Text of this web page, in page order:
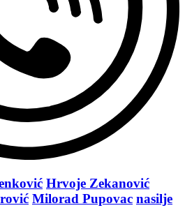
Hrvoje Zekanović
Milorad Pupovac nasilje